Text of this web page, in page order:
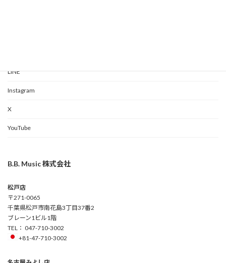
LINE
Instagram
X
YouTube
B.B. Music 株式会社
松戸店
〒271-0065
千葉県松戸市南花島3丁目37番2
ブレーン1ビル1階
TEL： 047-710-3002
+81-47-710-3002